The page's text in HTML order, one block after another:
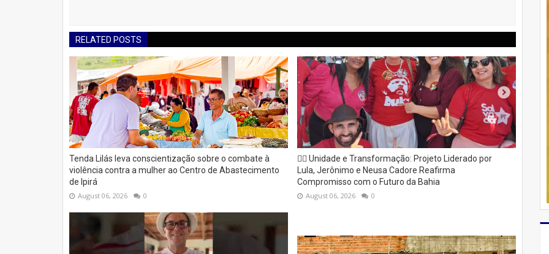
RELATED POSTS
Tenda Lilás leva conscientização sobre o combate à
violência contra a mulher ao Centro de Abastecimento
de Ipirá
August 06, 2026 0
✊🏽 Unidade e Transformação: Projeto Liderado por
Lula, Jerônimo e Neusa Cadore Reafirma
Compromisso com o Futuro da Bahia
August 06, 2026 0